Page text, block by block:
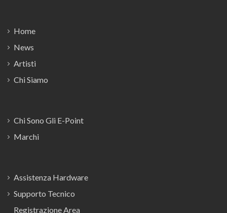
Home
News
Artisti
Chi Siamo
Chi Sono Gli E-Point
Marchi
Assistenza Hardware
Supporto Tecnico
Registrazione Area